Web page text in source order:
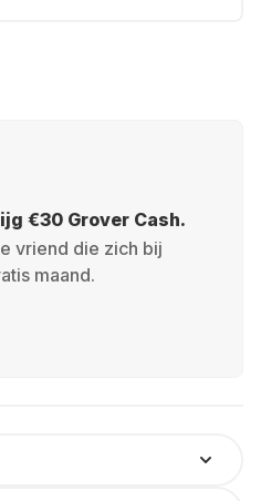
€30 Grover Cash.
vriend die zich bij
maand.